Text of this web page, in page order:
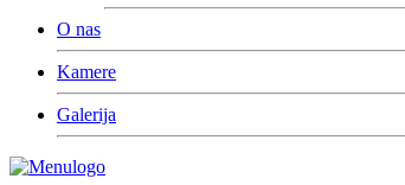
O nas
Kamere
Galerija